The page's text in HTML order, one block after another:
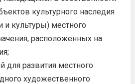
культурного наследия
и культуры) местного
расположенных на
для развития местного
художественного